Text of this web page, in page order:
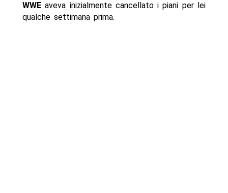
WWEaveva inizialmente cancellato i piani per lei
qualche settimana prima.